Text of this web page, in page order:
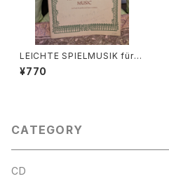
LEICHTE SPIELMUSIK für V
iola da gamba Basso conti
nuo【著者：Schenk, Marais】
¥770
CATEGORY
CD